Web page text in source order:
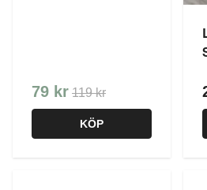
79 kr 119 kr
KÖP